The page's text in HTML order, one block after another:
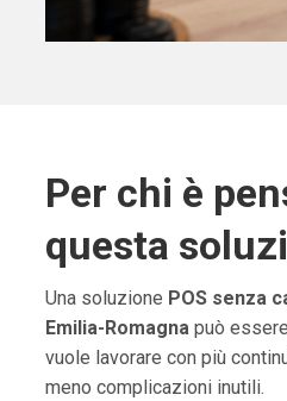
Per chi è
questa
Una soluzione POS senza
Emilia-Romagnapuò
vuole lavorare con più
meno complicazioni inutili.